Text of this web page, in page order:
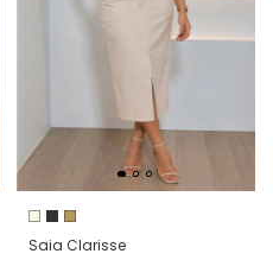
Saia Clarisse